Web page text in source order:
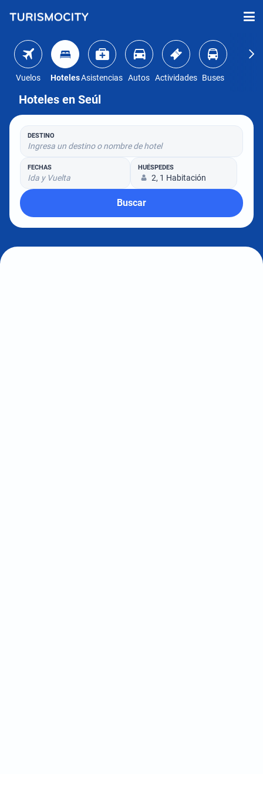
Vuelos HotelesAsistencias Autos Actividades Buses
Hoteles en Seúl
DESTINO
Ingresa un destino o nombre de hotel
FECHAS
Ida y Vuelta
HUÉSPEDES
2, 1 Habitación
Buscar